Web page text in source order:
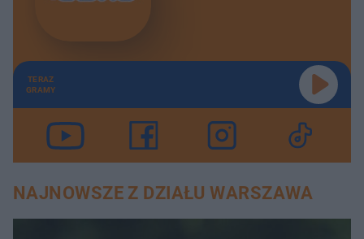
TERAZ
GRAMY
NAJNOWSZE Z DZIAŁU WARSZAWA